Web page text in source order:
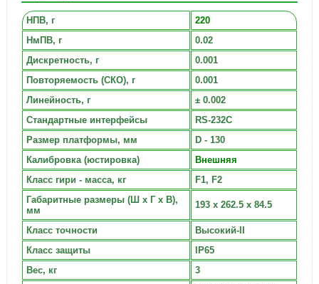
НПВ, г
220
НмПВ, г
0.02
Дискретность, г
0.001
Повторяемость (СКО), г
0.001
Линейность, г
± 0.002
Стандартные интерфейсы
RS-232C
Размер платформы, мм
D - 130
Калибровка (юстировка)
Внешняя
Класс гири - масса, кг
F1, F2
Габаритные размеры (Ш х Г х В),
мм
193 x 262.5 x 84.5
Класс точности
Высокий-II
Класс защиты
IP65
Вес, кг
3